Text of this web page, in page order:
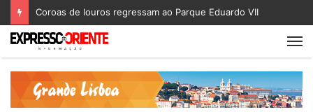
Coroas de louros regressam ao Parque Eduardo VII